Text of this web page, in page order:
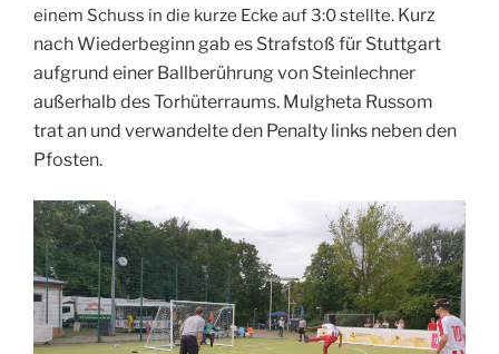
einem Schuss in die kurze Ecke auf 3:0 stellte. Kurz
nach Wiederbeginn gab es Strafstoß für Stuttgart
aufgrund einer Ballberührung von Steinlechner
außerhalb des Torhüterraums. Mulgheta Russom
trat an und verwandelte den Penalty links neben den
Pfosten.